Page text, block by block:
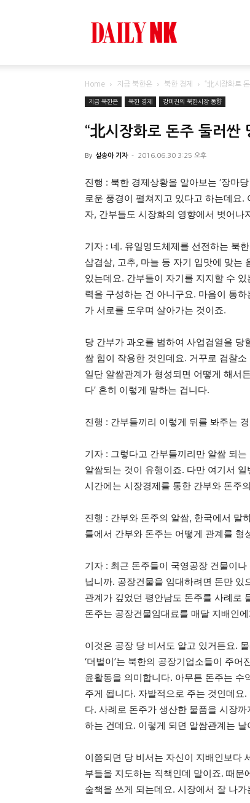
Home 지금 북한은 북한 경제 “北시장화로
지금 북한은 북한 경제 강미진의 북한시장 동향
“北시장화로 돈주 둘러싼
By 설송아 기자 - 2016.06.30 3:25 오후
진행 : 북한 경제상황을 알아보는 ‘장마
로운 풍경이 펼쳐지고 있다고 하는데요
자, 간부들도 시장화의 영향에서 벗어나
기자 : 네. 유일영도체제를 선전하는 북
삽겹살, 고추, 마늘 등 자기 입맛에 맞는
있는데요. 간부들이 자기를 지지할 수
력을 구성하는 건 아니구요. 마음이 통
가 서로를 도우며 살아가는 것이죠.
당 간부가 과오를 범하여 사업검열을
쌈 힘이 작용한 것인데요. 거꾸로 검찰
일단 알쌈관계가 형성되면 어떻게 해서
다’ 흔히 이렇게 말하는 겁니다.
진행 : 간부들끼리 이렇게 뒤를 봐주는
기자 : 그렇다고 간부들끼리만 알쌈 되
알쌈되는 것이 유행이죠. 다만 여기서
시간에는 시장경제를 통한 간부와 돈주
진행 : 간부와 돈주의 알쌈, 한국에서 말
틀에서 간부와 돈주는 어떻게 관계를 형
기자 : 최근 돈주들이 국영공장 건물이
닙니까. 공장건물을 임대하려면 돈만
관계가 깊었던 평안남도 돈주를 사례로
돈주는 공장건물임대료를 매달 지배인
이것은 공장 당 비서도 알고 있거든요.
‘더벌이’는 북한의 공장기업소들이 주
윤활동을 의미합니다. 아무튼 돈주는
주게 됩니다. 자발적으로 주는 것인데
다. 사례로 돈주가 생산한 물품을 시장
하는 건데요. 이렇게 되면 알쌈관계는
이쯤되면 당 비서는 자신이 지배인보다
부들을 지도하는 직책인데 말이죠. 때
술책을 쓰게 되는데요. 시장에서 잘 나